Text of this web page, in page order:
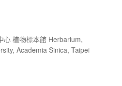
心 植物標本館 Herbarium,
Academia Sinica, Taipei